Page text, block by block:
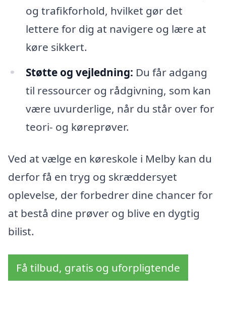
og trafikforhold, hvilket gør det
lettere for dig at navigere og lære at
køre sikkert.
Støtte og vejledning: Du får adgang
til ressourcer og rådgivning, som kan
være uvurderlige, når du står over for
teori- og køreprøver.
Ved at vælge en køreskole i Melby kan du
derfor få en tryg og skræddersyet
oplevelse, der forbedrer dine chancer for
at bestå dine prøver og blive en dygtig
bilist.
Få tilbud, gratis og uforpligtende